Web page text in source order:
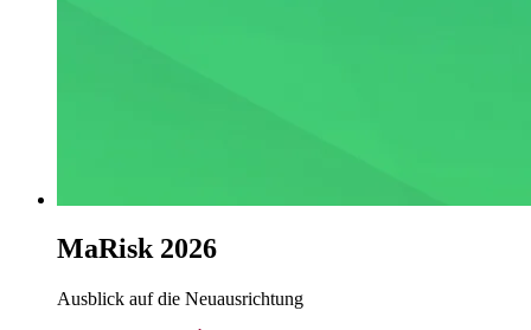
MaRisk 2026
Ausblick auf die Neuausrichtung